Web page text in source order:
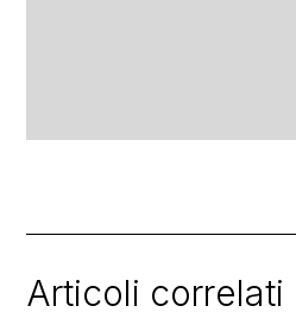
Articoli correlati